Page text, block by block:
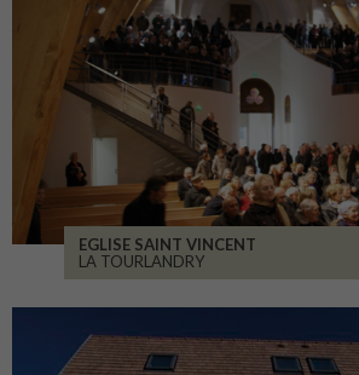
EGLISE SAINT VINCENT
LA TOURLANDRY